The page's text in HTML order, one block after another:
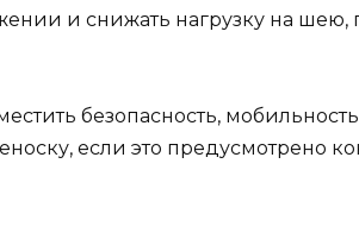
и снижать нагрузку на
безопасность,
если это предусмотрено